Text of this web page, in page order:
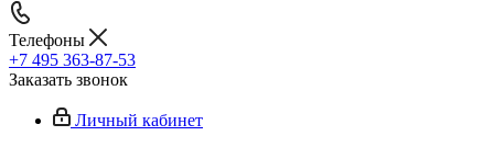
Телефоны
+7 495 363-87-53
Заказать звонок
Личный кабинет